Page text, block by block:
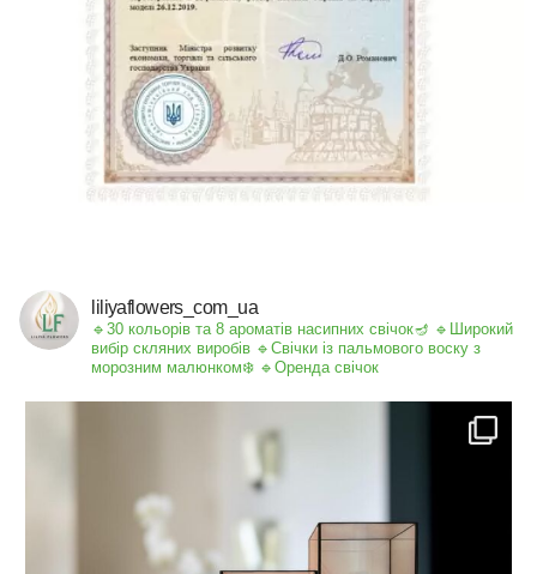
liliyaflowers_com_ua
🔹30 кольорів та 8 ароматів насипних свічок🪔 🔹Широкий
вибір скляних виробів 🔹Свічки із пальмового воску з
морозним малюнком❄️ 🔹Оренда свічок